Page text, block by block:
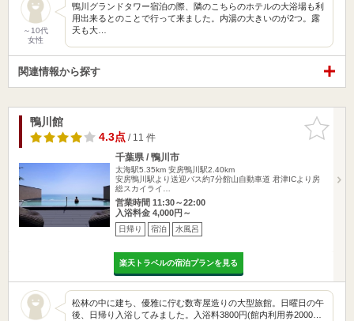
～10代
女性
鴨川グランドタワー宿泊の際、隣のこちらのホテルの大浴場も利
用出来るとのことで行って来ました。内湯の大きいのが2つ。露
天も大…
関連情報から探す
お気に入
りに追加
鴨川館
4.3点/ 11 件
千葉県 / 鴨川市
太海駅5.35km 安房鴨川駅2.40km
安房鴨川駅より送迎バス約7分館山自動車道 君津ICより房
総スカイライ…
営業時間 11:30～22:00
入浴料金 4,000円～
日帰り 宿泊 水風呂
楽天トラベルの宿泊プランを見る
松林の中に建ち、優雅に佇む数寄屋造りの大型旅館。日曜日の午
後、日帰り入浴してみました。入浴料3800円(館内利用券2000…